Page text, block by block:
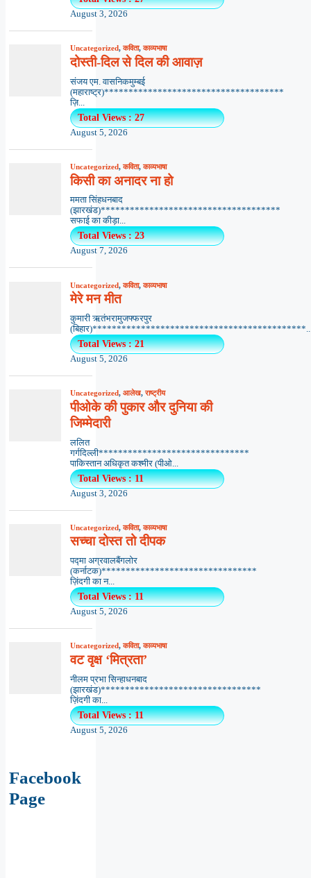
August 3, 2026
Uncategorized,कविता,काव्यभाषा
दोस्ती-दिल से दिल की आवाज़
संजय एम. वासनिकमुम्बई
(महाराष्ट्र)*************************************
ज़ि...
Total Views : 27
August 5, 2026
Uncategorized,कविता,काव्यभाषा
किसी का अनादर ना हो
ममता सिंहधनबाद
(झारखंड)*************************************
सफाई का कीड़ा...
Total Views : 23
August 7, 2026
Uncategorized,कविता,काव्यभाषा
मेरे मन मीत
कुमारी ऋतंभरामुजफ्फरपुर
Total Views : 21
August 5, 2026
Uncategorized, आलेख,राष्ट्रीय
पीओके की पुकार और दुनिया की
जिम्मेदारी
ललित
गर्गदिल्ली*******************************
पाकिस्तान अधिकृत कश्मीर (पीओ...
Total Views : 11
August 3, 2026
Uncategorized,कविता,काव्यभाषा
सच्चा दोस्त तो दीपक
पद्मा अग्रवालबैंगलोर
(कर्नाटक)********************************
ज़िंदगी का न...
Total Views : 11
August 5, 2026
Uncategorized,कविता,काव्यभाषा
वट वृक्ष ‘मित्रता’
नीलम प्रभा सिन्हाधनबाद
(झारखंड)*********************************
ज़िंदगी का...
Total Views : 11
August 5, 2026
Facebook
Page